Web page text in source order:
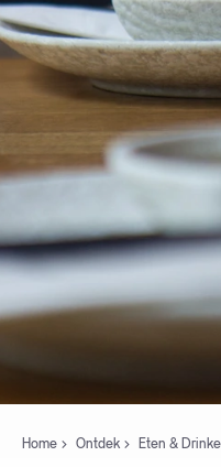
Home Ontdek Eten &